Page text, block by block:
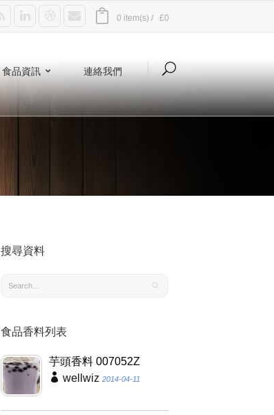
0 item(s) / £0
食品資訊 連絡我們
搜尋資料
食品香料列表
芋頭香料 007052Z
wellwiz 2014-04-11